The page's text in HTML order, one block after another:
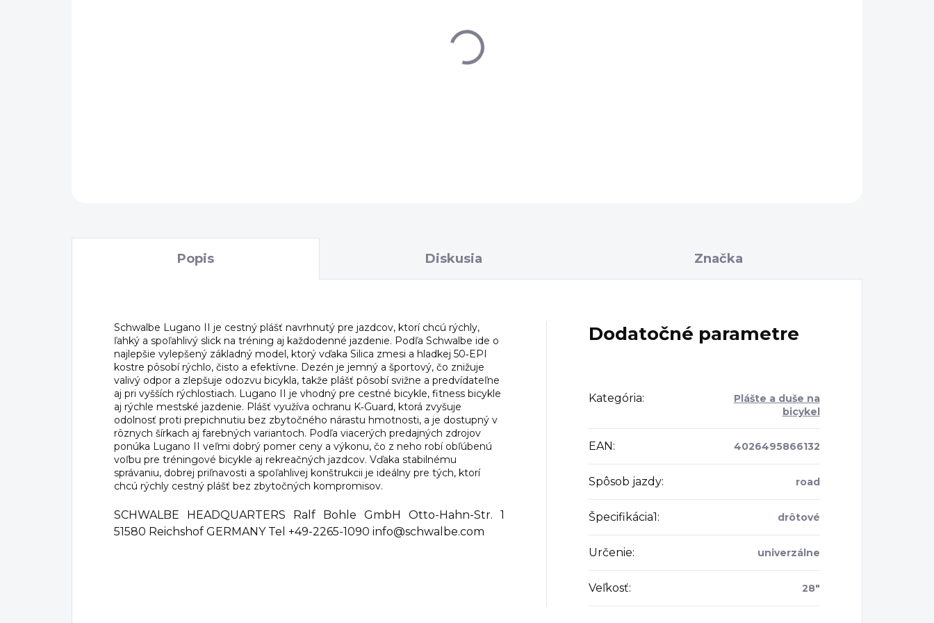
Popis Diskusia Značka
Schwalbe Lugano II je cestný plášť navrhnutý pre jazdcov, ktorí chcú rýchly,
ľahký a spoľahlivý slick na tréning aj každodenné jazdenie. Podľa Schwalbe ide o
najlepšie vylepšený základný model, ktorý vďaka Silica zmesi a hladkej 50‑EPI
kostre pôsobí rýchlo, čisto a efektívne. Dezén je jemný a športový, čo znižuje
valivý odpor a zlepšuje odozvu bicykla, takže plášť pôsobí svižne a predvídateľne
aj pri vyšších rýchlostiach. Lugano II je vhodný pre cestné bicykle, fitness bicykle
aj rýchle mestské jazdenie. Plášť využíva ochranu K‑Guard, ktorá zvyšuje
odolnosť proti prepichnutiu bez zbytočného nárastu hmotnosti, a je dostupný v
rôznych šírkach aj farebných variantoch. Podľa viacerých predajných zdrojov
ponúka Lugano II veľmi dobrý pomer ceny a výkonu, čo z neho robí obľúbenú
voľbu pre tréningové bicykle aj rekreačných jazdcov. Vďaka stabilnému
správaniu, dobrej priľnavosti a spoľahlivej konštrukcii je ideálny pre tých, ktorí
chcú rýchly cestný plášť bez zbytočných kompromisov.
SCHWALBE HEADQUARTERS Ralf Bohle GmbH Otto-Hahn-Str. 1
51580 Reichshof GERMANY Tel +49-2265-1090 info@schwalbe.com
Dodatočné parametre
Kategória:
Plášte a duše na
bicykel
EAN : 4026495866132
Spôsob jazdy: road
Špecifikácia1 : drôtové
Určenie: univerzálne
Veľkosť: 28"